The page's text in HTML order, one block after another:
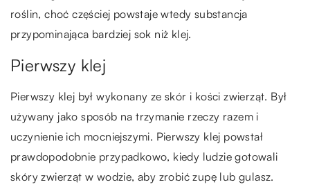
roślin, choć częściej powstaje wtedy substancja
przypominająca bardziej sok niż klej.
Pierwszy klej
Pierwszy klej był wykonany ze skór i kości zwierząt. Był
używany jako sposób na trzymanie rzeczy razem i
uczynienie ich mocniejszymi. Pierwszy klej powstał
prawdopodobnie przypadkowo, kiedy ludzie gotowali
skóry zwierząt w wodzie, aby zrobić zupę lub gulasz.